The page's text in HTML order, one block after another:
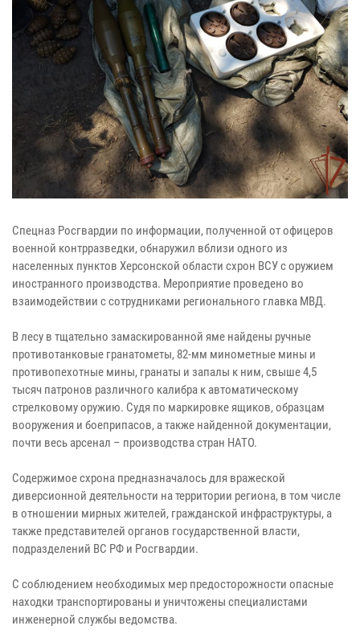
Спецназ Росгвардии по информации, полученной от офицеров
военной контрразведки, обнаружил вблизи одного из
населенных пунктов Херсонской области схрон ВСУ с оружием
иностранного производства. Мероприятие проведено во
взаимодействии с сотрудниками регионального главка МВД.
В лесу в тщательно замаскированной яме найдены ручные
противотанковые гранатометы, 82-мм минометные мины и
противопехотные мины, гранаты и запалы к ним, свыше 4,5
тысяч патронов различного калибра к автоматическому
стрелковому оружию. Судя по маркировке ящиков, образцам
вооружения и боеприпасов, а также найденной документации,
почти весь арсенал – производства стран НАТО.
Содержимое схрона предназначалось для вражеской
диверсионной деятельности на территории региона, в том числе
в отношении мирных жителей, гражданской инфраструктуры, а
также представителей органов государственной власти,
подразделений ВС РФ и Росгвардии.
С соблюдением необходимых мер предосторожности опасные
находки транспортированы и уничтожены специалистами
инженерной службы ведомства.